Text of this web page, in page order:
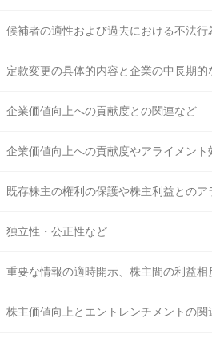
候補者の適性および過去における不法行
定款変更の具体的内容と企業の中長期
企業価値向上への貢献度との関連など
企業価値向上への貢献度やアライメント
既存株主の権利の保護や株主利益との
独立性・公正性など
重要な情報の適時開示、株主間の利益相
株主価値向上とエントレンチメントの関